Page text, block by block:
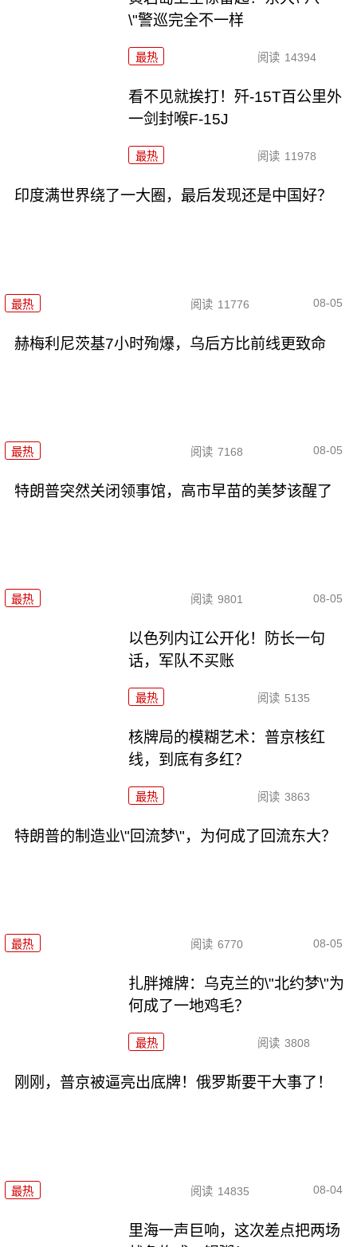
\"警巡完全不一样
最热 阅读 14394
看不见就挨打！歼-15T百公里外
一剑封喉F-15J
最热 阅读 11978
印度满世界绕了一大圈，最后发现还是中国好？
最热 阅读 11776 08-05
赫梅利尼茨基7小时殉爆，乌后方比前线更致命
最热 阅读 7168 08-05
特朗普突然关闭领事馆，高市早苗的美梦该醒了
最热 阅读 9801 08-05
以色列内讧公开化！防长一句
话，军队不买账
最热 阅读 5135
核牌局的模糊艺术：普京核红
线，到底有多红？
最热 阅读 3863
特朗普的制造业\"回流梦\"，为何成了回流东大？
最热 阅读 6770 08-05
扎胖摊牌：乌克兰的\"北约梦\"为
何成了一地鸡毛？
最热 阅读 3808
刚刚，普京被逼亮出底牌！俄罗斯要干大事了！
最热 阅读 14835 08-04
里海一声巨响，这次差点把两场